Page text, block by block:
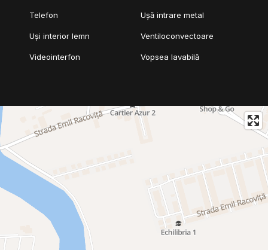
Telefon Ușă intrare metal
Uși interior lemn Ventiloconvectoare
Videointerfon Vopsea lavabilă